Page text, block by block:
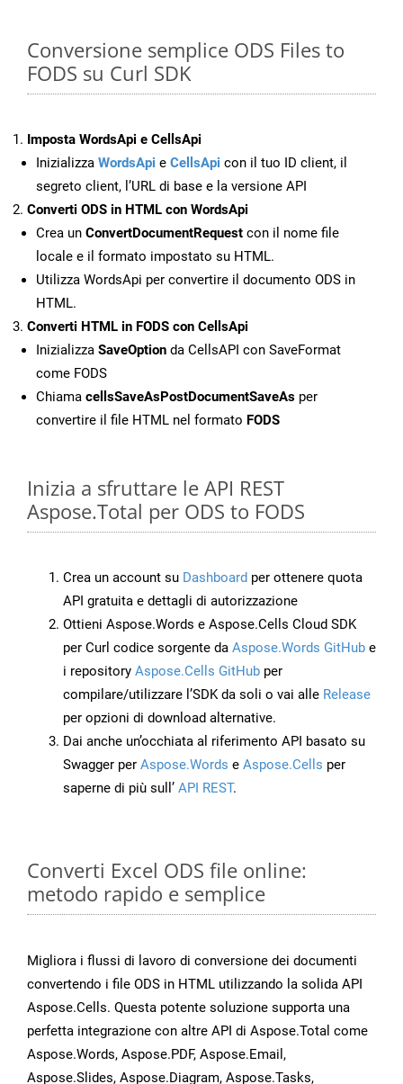
Conversione semplice ODS Files to
FODS su Curl SDK
Imposta WordsApi e CellsApi
Inizializza WordsApi e CellsApi con il tuo ID client, il
segreto client, l’URL di base e la versione API
Converti ODS in HTML con WordsApi
Crea un ConvertDocumentRequest con il nome file
locale e il formato impostato su HTML.
Utilizza WordsApi per convertire il documento ODS in
HTML.
Converti HTML in FODS con CellsApi
Inizializza SaveOption da CellsAPI con SaveFormat
come FODS
Chiama cellsSaveAsPostDocumentSaveAs per
convertire il file HTML nel formato FODS
Inizia a sfruttare le API REST
Aspose.Total per ODS to FODS
Crea un account su Dashboard per ottenere quota
API gratuita e dettagli di autorizzazione
Ottieni Aspose.Words e Aspose.Cells Cloud SDK
per Curl codice sorgente da Aspose.Words GitHub e
i repository Aspose.Cells GitHub per
compilare/utilizzare l’SDK da soli o vai alle Release
per opzioni di download alternative.
Dai anche un’occhiata al riferimento API basato su
Swagger per Aspose.Words e Aspose.Cells per
saperne di più sull’ API REST.
Converti Excel ODS file online:
metodo rapido e semplice
Migliora i flussi di lavoro di conversione dei documenti
convertendo i file ODS in HTML utilizzando la solida API
Aspose.Cells. Questa potente soluzione supporta una
perfetta integrazione con altre API di Aspose.Total come
Aspose.Words, Aspose.PDF, Aspose.Email,
Aspose.Slides, Aspose.Diagram, Aspose.Tasks,